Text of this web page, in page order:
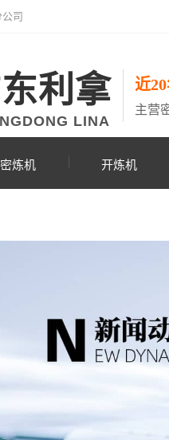
司
利拿
LINA
近
主营
密炼机 开炼机